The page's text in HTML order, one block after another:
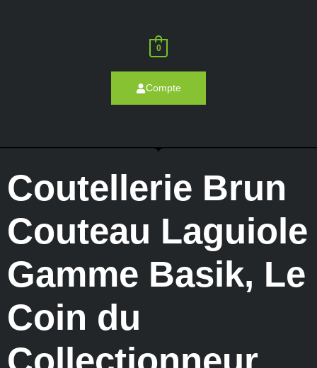
0
Compte
Coutellerie Brun
Couteau Laguiole
Gamme Basik, Le
Coin du